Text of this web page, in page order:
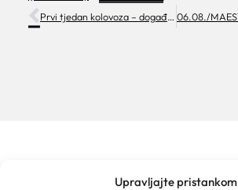
Upravljajte pristankom
Prvi tjedan kolovoza – događanja